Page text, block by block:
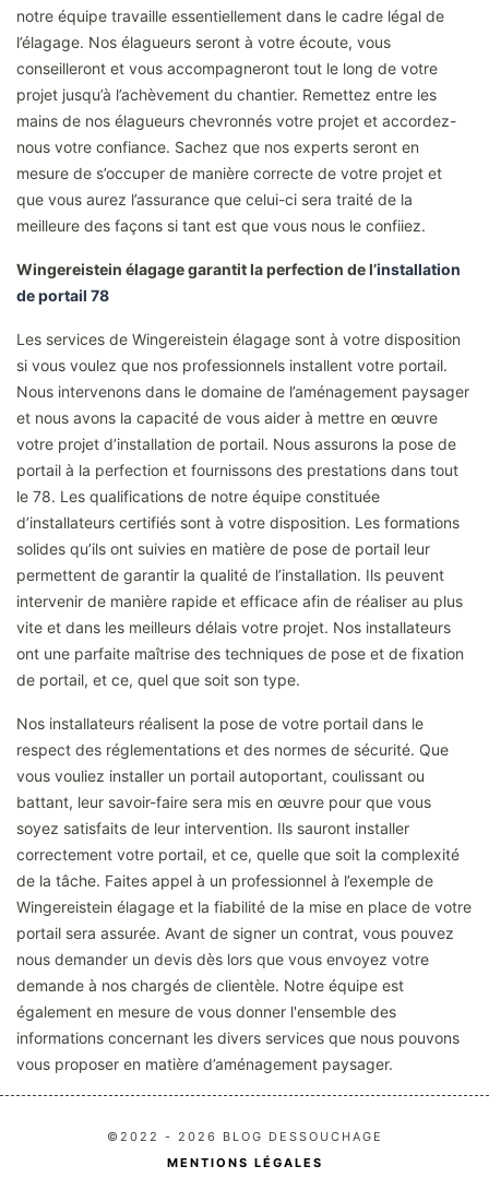
notre équipe travaille essentiellement dans le cadre légal de
l’élagage. Nos élagueurs seront à votre écoute, vous
conseilleront et vous accompagneront tout le long de votre
projet jusqu’à l’achèvement du chantier. Remettez entre les
mains de nos élagueurs chevronnés votre projet et accordez-
nous votre confiance. Sachez que nos experts seront en
mesure de s’occuper de manière correcte de votre projet et
que vous aurez l’assurance que celui-ci sera traité de la
meilleure des façons si tant est que vous nous le confiiez.
Wingereistein élagage garantit la perfection de l’installation
de portail 78
Les services de Wingereistein élagage sont à votre disposition
si vous voulez que nos professionnels installent votre portail.
Nous intervenons dans le domaine de l’aménagement paysager
et nous avons la capacité de vous aider à mettre en œuvre
votre projet d’installation de portail. Nous assurons la pose de
portail à la perfection et fournissons des prestations dans tout
le 78. Les qualifications de notre équipe constituée
d’installateurs certifiés sont à votre disposition. Les formations
solides qu’ils ont suivies en matière de pose de portail leur
permettent de garantir la qualité de l’installation. Ils peuvent
intervenir de manière rapide et efficace afin de réaliser au plus
vite et dans les meilleurs délais votre projet. Nos installateurs
ont une parfaite maîtrise des techniques de pose et de fixation
de portail, et ce, quel que soit son type.
Nos installateurs réalisent la pose de votre portail dans le
respect des réglementations et des normes de sécurité. Que
vous vouliez installer un portail autoportant, coulissant ou
battant, leur savoir-faire sera mis en œuvre pour que vous
soyez satisfaits de leur intervention. Ils sauront installer
correctement votre portail, et ce, quelle que soit la complexité
de la tâche. Faites appel à un professionnel à l’exemple de
Wingereistein élagage et la fiabilité de la mise en place de votre
portail sera assurée. Avant de signer un contrat, vous pouvez
nous demander un devis dès lors que vous envoyez votre
demande à nos chargés de clientèle. Notre équipe est
également en mesure de vous donner l'ensemble des
informations concernant les divers services que nous pouvons
vous proposer en matière d’aménagement paysager.
©2022 - 2026 BLOG DESSOUCHAGE
MENTIONS LÉGALES